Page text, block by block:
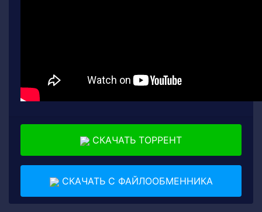
СКАЧАТЬ ТОРРЕНТ
СКАЧАТЬ С ФАЙЛООБМЕННИКА